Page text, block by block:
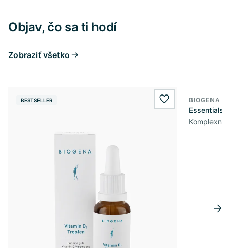
Objav, čo sa ti hodí
Zobraziť všetko
BESTSELLER wishlist.add
BIOGENA
Essentials
Komplexná